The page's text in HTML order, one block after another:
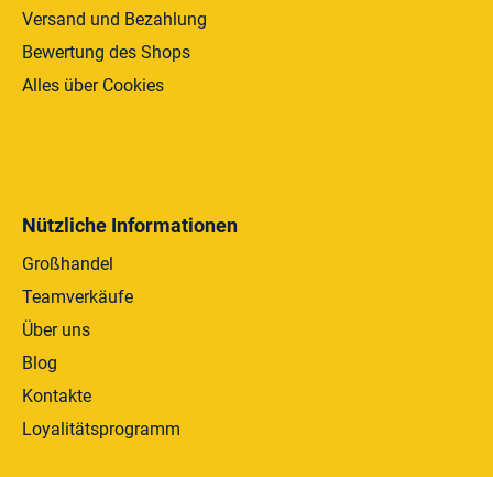
Versand und Bezahlung
Bewertung des Shops
Alles über Cookies
Nützliche Informationen
Großhandel
Teamverkäufe
Über uns
Blog
Kontakte
Loyalitätsprogramm